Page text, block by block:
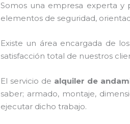
Somos una empresa experta y
elementos de seguridad,
Existe un área encargada de
satisfacción total de nuestros
El servicio de alquiler de
saber; armado, montaje,
ejecutar dicho trabajo.